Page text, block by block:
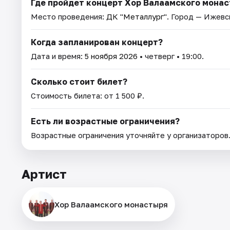
Где пройдет концерт Хор Валаамского
Место проведения: ДК "Металлург". Город —
Когда запланирован концерт?
Дата и время: 5 ноября 2026 • четверг • 19:00.
Сколько стоит билет?
Стоимость билета: от 1 500 ₽.
Есть ли возрастные ограничения?
Возрастные ограничения уточняйте у организаторов.
Артист
Хор Валаамского монастыря